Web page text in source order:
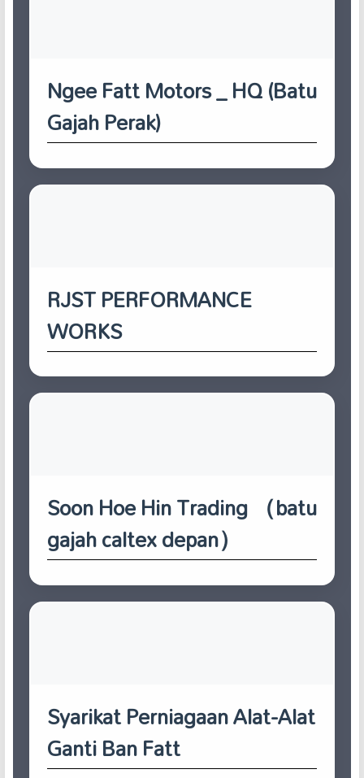
Ngee Fatt Motors _ HQ (Batu
Gajah Perak)
RJST PERFORMANCE
WORKS
Soon Hoe Hin Trading （batu
gajah caltex depan）
Syarikat Perniagaan Alat-Alat
Ganti Ban Fatt